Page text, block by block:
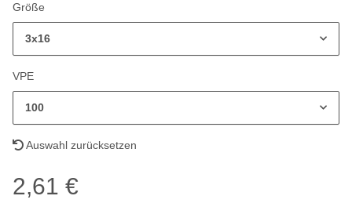
Größe
3x16
VPE
100
Auswahl zurücksetzen
2,61 €